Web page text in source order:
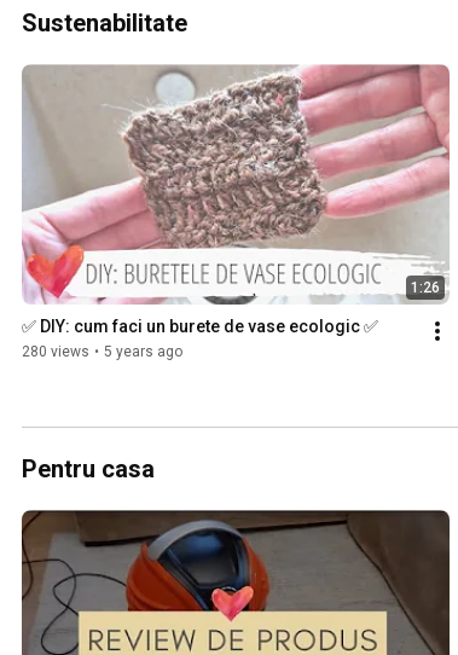
Sustenabilitate
1:26
✅ DIY: cum faci un burete de vase ecologic ✅
280 views • 5 years ago
Pentru casa